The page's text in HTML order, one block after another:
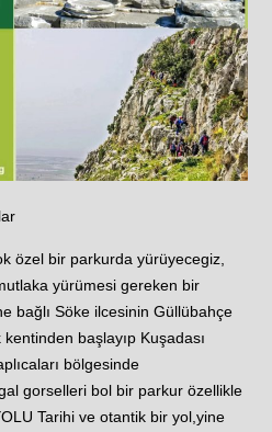
özel bir parkurda yürüyecegiz,
yürümesi gereken bir
bağlı Söke ilcesinin Güllübahçe
başlayıp Kuşadası
bölgesinde
gorselleri bol bir parkur özellikle
Tarihi ve otantik bir yol,yine